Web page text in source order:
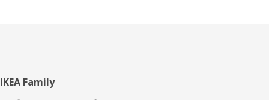
Нижний
IKEA Family